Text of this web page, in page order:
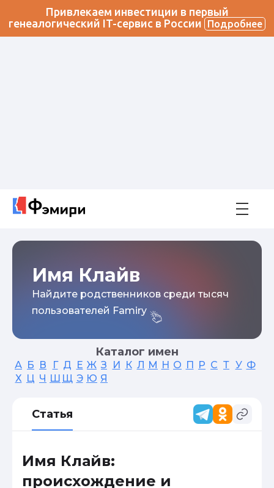
Привлекаем инвестиции в первый
генеалогический IT-сервис в России
Подробнее
Имя Клайв
Найдите родственников среди тысяч
пользователей Famiry
Каталог имен
А Б В Г Д Е Ж З И К Л М Н О П Р С Т У Ф
Х Ц Ч Ш Щ Э Ю Я
Статья
Имя Клайв:
происхождение и